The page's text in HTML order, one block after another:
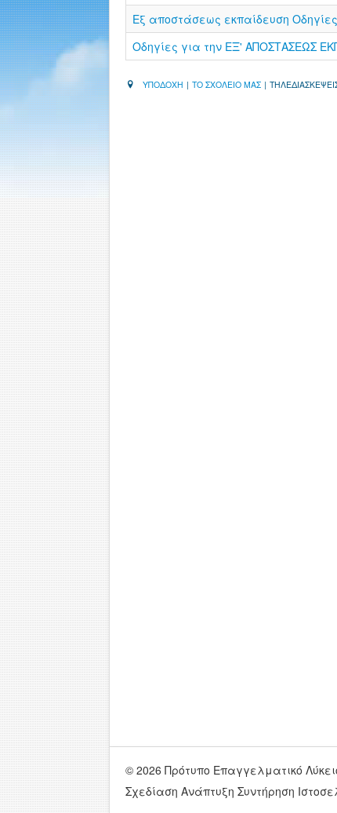
Εξ αποστάσεως εκπαίδευση
Οδηγίες για την ΕΞ' ΑΠΟΣΤΑΣΕΩΣ
ΥΠΟΔΟΧΗ | ΤΟ ΣΧΟΛΕΙΟ ΜΑΣ |
© 2026 Πρότυπο Επαγγελματικό
Σχεδίαση Ανάπτυξη Συντήρηση